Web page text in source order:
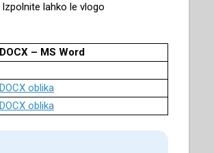
Izpolnite lahko le vlogo
DOCX – MS Word
DOCX oblika
DOCX oblika